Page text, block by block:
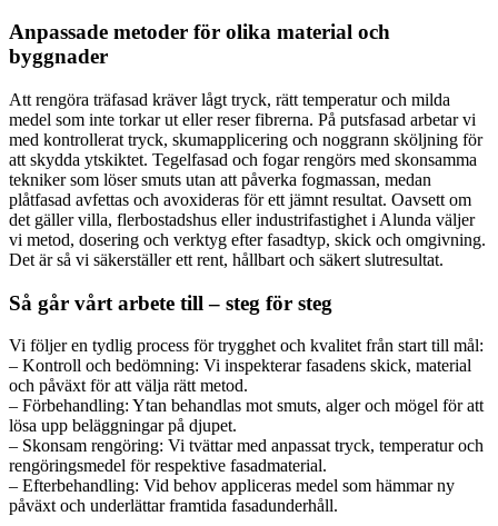
Anpassade metoder för olika material och
byggnader
Att rengöra träfasad kräver lågt tryck, rätt temperatur och milda
medel som inte torkar ut eller reser fibrerna. På putsfasad arbetar vi
med kontrollerat tryck, skumapplicering och noggrann sköljning för
att skydda ytskiktet. Tegelfasad och fogar rengörs med skonsamma
tekniker som löser smuts utan att påverka fogmassan, medan
plåtfasad avfettas och avoxideras för ett jämnt resultat. Oavsett om
det gäller villa, flerbostadshus eller industrifastighet i Alunda väljer
vi metod, dosering och verktyg efter fasadtyp, skick och omgivning.
Det är så vi säkerställer ett rent, hållbart och säkert slutresultat.
Så går vårt arbete till – steg för steg
Vi följer en tydlig process för trygghet och kvalitet från start till mål:
– Kontroll och bedömning: Vi inspekterar fasadens skick, material
och påväxt för att välja rätt metod.
– Förbehandling: Ytan behandlas mot smuts, alger och mögel för att
lösa upp beläggningar på djupet.
– Skonsam rengöring: Vi tvättar med anpassat tryck, temperatur och
rengöringsmedel för respektive fasadmaterial.
– Efterbehandling: Vid behov appliceras medel som hämmar ny
påväxt och underlättar framtida fasadunderhåll.